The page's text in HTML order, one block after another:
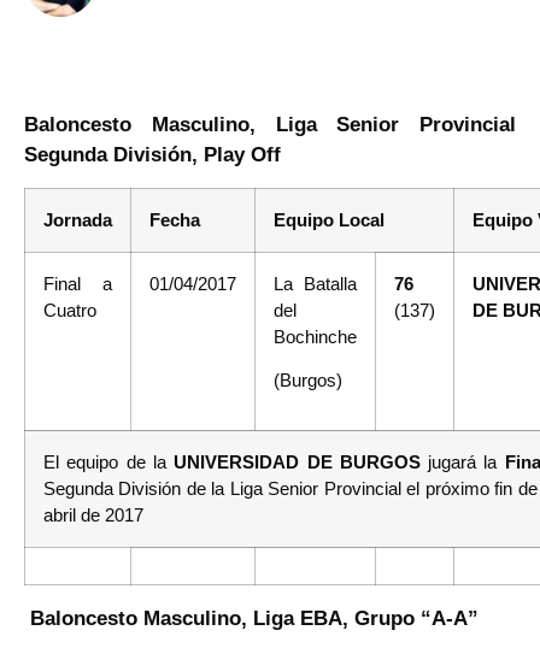
Baloncesto Masculino, Liga Senior Provincial
Segunda División, Play Off
Jornada Fecha Equipo Local Equipo
Final a
Cuatro
01/04/2017
La Batalla
del
Bochinche
(Burgos)
76
(137)
DE
El equipo de la UNIVERSIDAD DE BURGOSjugará la
Segunda División de la Liga Senior Provincial el próximo fin
abril de 2017
Baloncesto Masculino, Liga EBA, Grupo “A-A”